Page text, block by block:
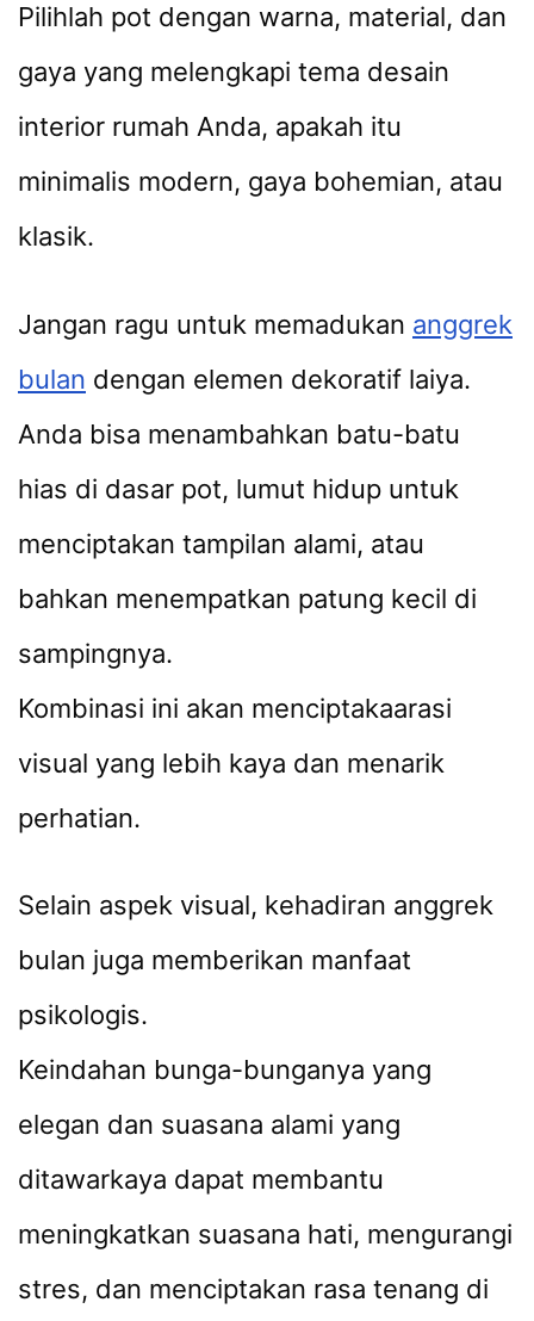
Pilihlah pot dengan warna, material, dan
gaya yang melengkapi tema desain
interior rumah Anda, apakah itu
minimalis modern, gaya bohemian, atau
klasik.
Jangan ragu untuk memadukan anggrek
bulan dengan elemen dekoratif laiya.
Anda bisa menambahkan batu-batu
hias di dasar pot, lumut hidup untuk
menciptakan tampilan alami, atau
bahkan menempatkan patung kecil di
sampingnya.
Kombinasi ini akan menciptakaarasi
visual yang lebih kaya dan menarik
perhatian.
Selain aspek visual, kehadiran anggrek
bulan juga memberikan manfaat
psikologis.
Keindahan bunga-bunganya yang
elegan dan suasana alami yang
ditawarkaya dapat membantu
meningkatkan suasana hati, mengurangi
stres, dan menciptakan rasa tenang di